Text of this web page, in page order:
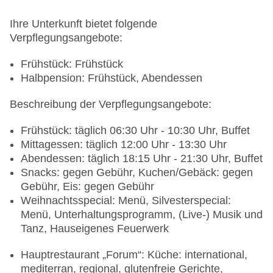
Landeskategorie: 4,5 Sterne
Ihre Unterkunft bietet folgende
Verpflegungsangebote:
Frühstück: Frühstück
Halbpension: Frühstück, Abendessen
Beschreibung der Verpflegungsangebote:
Frühstück: täglich 06:30 Uhr - 10:30 Uhr, Buffet
Mittagessen: täglich 12:00 Uhr - 13:30 Uhr
Abendessen: täglich 18:15 Uhr - 21:30 Uhr, Buffet
Snacks: gegen Gebühr, Kuchen/Gebäck: gegen
Gebühr, Eis: gegen Gebühr
Weihnachtsspecial: Menü, Silvesterspecial:
Menü, Unterhaltungsprogramm, (Live-) Musik und
Tanz, Hauseigenes Feuerwerk
Hauptrestaurant „Forum“: Küche: international,
mediterran, regional, glutenfreie Gerichte,